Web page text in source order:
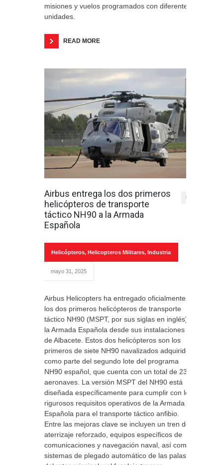
misiones y vuelos programados con diferentes
unidades.
READ MORE
Airbus entrega los dos primeros
helicópteros de transporte
táctico NH90 a la Armada
Española
0
Helicópteros, Helicopteros Militares, Industria
mayo 31, 2025
Airbus Helicopters ha entregado oficialmente
los dos primeros helicópteros de transporte
táctico NH90 (MSPT, por sus siglas en inglés) a
la Armada Española desde sus instalaciones
de Albacete. Estos dos helicópteros son los
primeros de siete NH90 navalizados adquiridos
como parte del segundo lote del programa
NH90 español, que cuenta con un total de 23
aeronaves. La versión MSPT del NH90 está
diseñada específicamente para cumplir con los
rigurosos requisitos operativos de la Armada
Española para el transporte táctico anfibio.
Entre las mejoras clave se incluyen un tren de
aterrizaje reforzado, equipos específicos de
comunicaciones y navegación naval, así como
sistemas de plegado automático de las palas